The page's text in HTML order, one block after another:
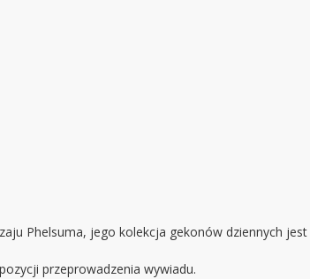
Phelsuma, jego kolekcja gekonów dziennych
przeprowadzenia wywiadu.